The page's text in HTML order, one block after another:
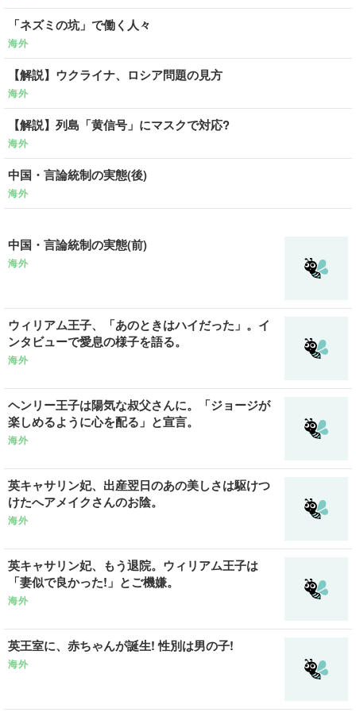
「ネズミの坑」で働く人々
海外
【解説】ウクライナ、ロシア問題の見方
海外
【解説】列島「黄信号」にマスクで対応?
海外
中国・言論統制の実態(後)
海外
中国・言論統制の実態(前)
海外
ウィリアム王子、「あのときはハイだった」。イ
ンタビューで愛息の様子を語る。
海外
ヘンリー王子は陽気な叔父さんに。「ジョージが
楽しめるように心を配る」と宣言。
海外
英キャサリン妃、出産翌日のあの美しさは駆けつ
けたへアメイクさんのお陰。
海外
英キャサリン妃、もう退院。ウィリアム王子は
「妻似で良かった!」とご機嫌。
海外
英王室に、赤ちゃんが誕生! 性別は男の子!
海外